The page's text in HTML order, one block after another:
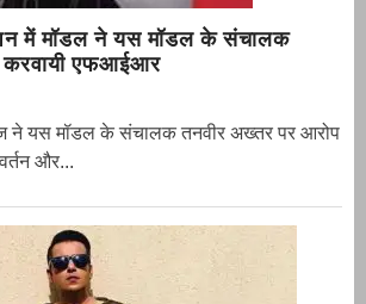
में मॉडल ने यस मॉडल के संचालक
करवायी एफआईआर
ने यस मॉडल के संचालक तनवीर अख्तर पर आरोप
और...